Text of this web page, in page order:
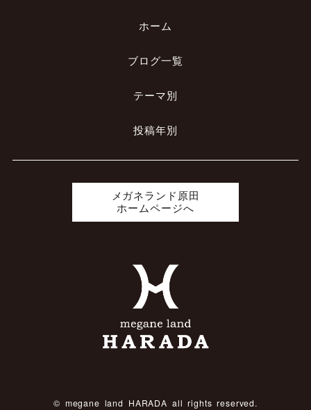
ホーム
ブログ一覧
テーマ別
投稿年別
メガネランド原田
ホームページへ
© megane land HARADA all rights reserved.